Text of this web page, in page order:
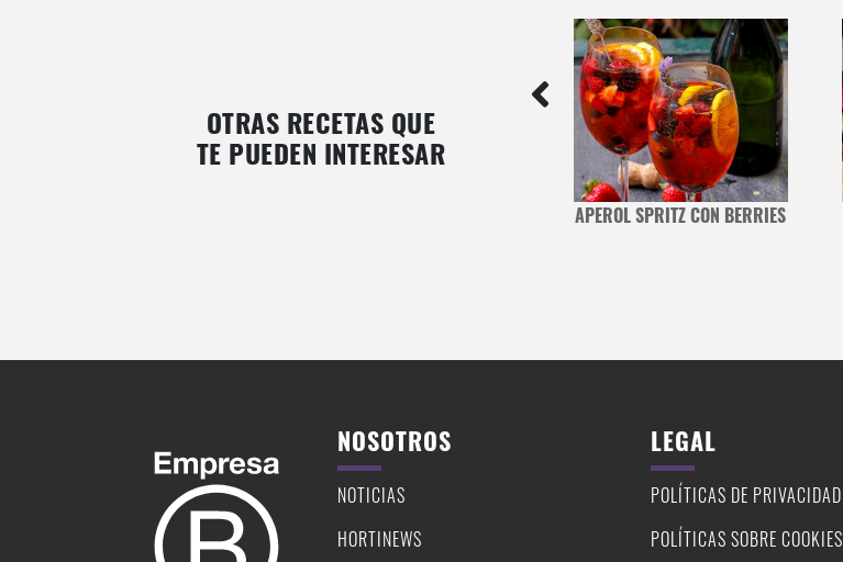
OTRAS RECETAS QUE
TE PUEDEN INTERESAR
APEROL SPRITZ CON BERRIES
NOSOTROS
NOTICIAS
HORTINEWS
LEGAL
POLÍTICAS DE PRIVACIDAD
POLÍTICAS SOBRE COOKIES